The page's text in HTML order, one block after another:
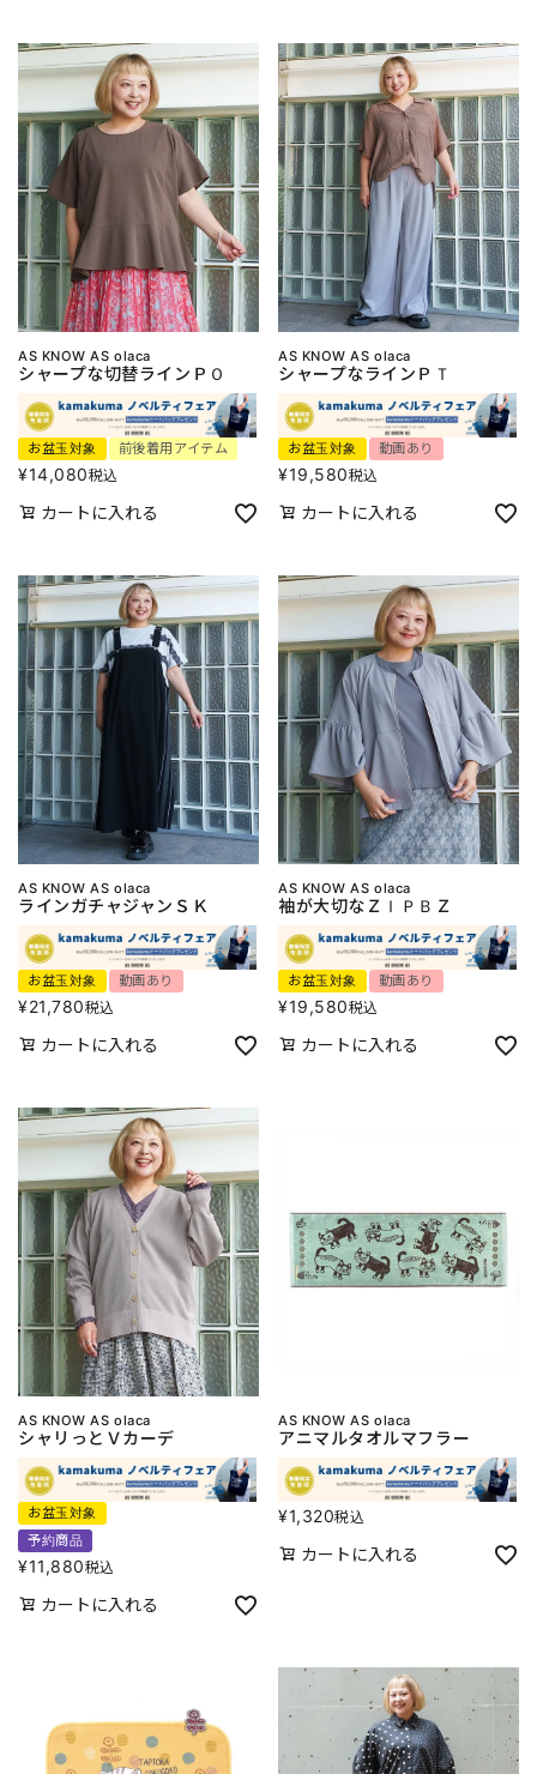
AS KNOW AS olaca
シャープな切替ラインＰＯ
お盆玉対象 前後着用アイテム
¥14,080税込
カートに入れる
AS KNOW AS olaca
シャープなラインＰＴ
お盆玉対象 動画あり
¥19,580税込
カートに入れる
AS KNOW AS olaca
ラインガチャジャンＳＫ
お盆玉対象 動画あり
¥21,780税込
カートに入れる
AS KNOW AS olaca
袖が大切なＺＩＰＢＺ
お盆玉対象 動画あり
¥19,580税込
カートに入れる
AS KNOW AS olaca
シャリっとＶカーデ
お盆玉対象
予約商品
¥11,880税込
カートに入れる
AS KNOW AS olaca
アニマルタオルマフラー
¥1,320税込
カートに入れる